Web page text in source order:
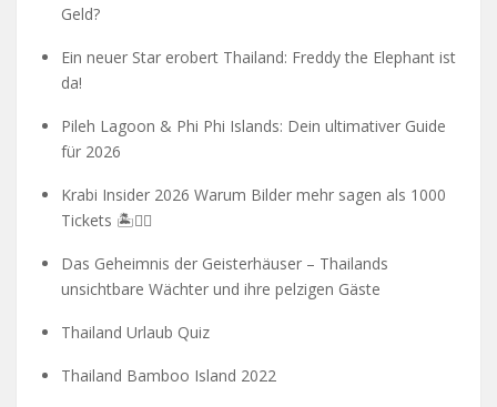
Geld?
Ein neuer Star erobert Thailand: Freddy the Elephant ist
da!
Pileh Lagoon & Phi Phi Islands: Dein ultimativer Guide
für 2026
Krabi Insider 2026 Warum Bilder mehr sagen als 1000
Tickets 🏝️🧗‍♂️
Das Geheimnis der Geisterhäuser – Thailands
unsichtbare Wächter und ihre pelzigen Gäste
Thailand Urlaub Quiz
Thailand Bamboo Island 2022